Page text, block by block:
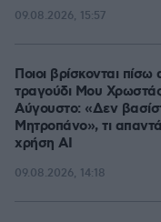
09.08.2026, 15:57
Ποιοι βρίσκονται
τραγούδι Μου
Αύγουστο: «Δεν
Μητροπάνο», τι
χρήση AI
09.08.2026, 14:18